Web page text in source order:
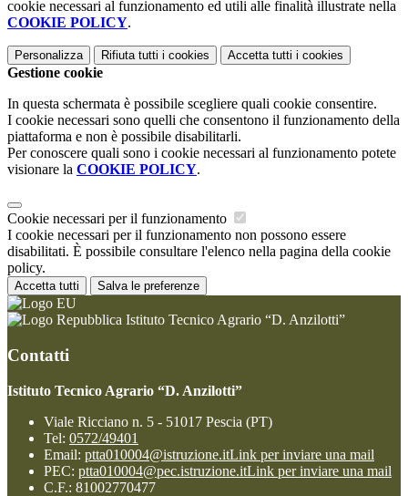
cookie necessari al funzionamento ed utili alle finalità illustrate nella
COOKIE POLICY.
Personalizza Rifiuta tutti i cookies Accetta tutti i cookies
Gestione cookie
In questa schermata è possibile scegliere quali cookie consentire.
I cookie necessari sono quelli che consentono il funzionamento della
piattaforma e non è possibile disabilitarli.
Per conoscere quali sono i cookie necessari al funzionamento potete
visionare la COOKIE POLICY.
Cookie necessari per il funzionamento
I cookie necessari per il funzionamento non possono essere
disabilitati. È possibile consultare l'elenco nella pagina della cookie
policy.
Accetta tutti Salva le preferenze
Istituto Tecnico Agrario “D. Anzilotti”
Contatti
Istituto Tecnico Agrario “D. Anzilotti”
Viale Ricciano n. 5 - 51017 Pescia (PT)
Tel: 0572/49401
Email: ptta010004@istruzione.itLink per inviare una mail
PEC: ptta010004@pec.istruzione.itLink per inviare una mail
C.F.: 81002770477